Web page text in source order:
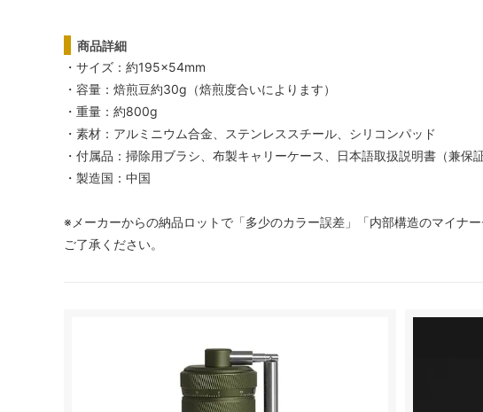
商品詳細
・サイズ：約195×54mm
・容量：焙煎豆約30g（焙煎度合いによります）
・重量：約800g
・素材：アルミニウム合金、ステンレススチール、シリコンパッド
・付属品：掃除用ブラシ、布製キャリーケース、日本語取扱説明書（兼保証
・製造国：中国
※メーカーからの納品ロットで「多少のカラー誤差」「内部構造のマイナ
ご了承ください。